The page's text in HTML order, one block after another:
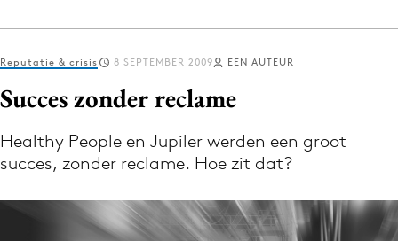
Log in
Download de app
Volg het laatste nieuws via de Adformatie
Reputatie & crisis 8 SEPTEMBER 2009 EEN AUTEUR
Succes zonder reclame
Healthy People en Jupiler werden een groot
succes, zonder reclame. Hoe zit dat?